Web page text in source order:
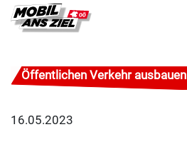
Öffentlichen Verkehr ausbauen
16.05.2023